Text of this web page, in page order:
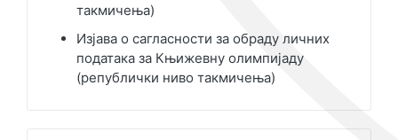
такмичења)
Изјава о сагласности за обраду личних
података за Књижевну олимпијаду
(републички ниво такмичења)